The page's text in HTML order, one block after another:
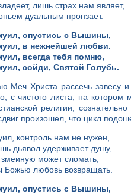
лишь страх нам являет,
дуальным пронзает.
опустись с Вышины,
в нежнейшей любви.
всегда тебя помню,
сойди, Святой Голубь.
Меч Христа рассечь завесу и
с чистого листа, на
религии,
произошел, что цикл
контроль нам не нужен,
дьявол удерживает душу,
может сломать,
любовь возвращать.
опустись с Вышины,